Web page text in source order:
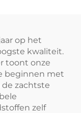
15-46 cm
hotel
op het
kwaliteit.
toont onze
beginnen met
zachtste
zelf